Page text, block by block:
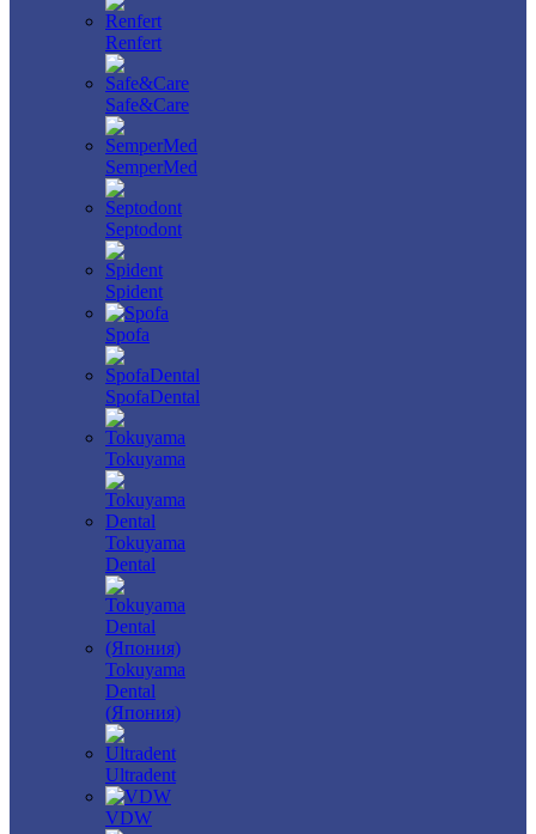
Renfert
Safe&Care
SemperMed
Septodont
Spident
Spofa
SpofaDental
Tokuyama
Tokuyama
Dental
Tokuyama
Dental
(Япония)
Ultradent
VDW